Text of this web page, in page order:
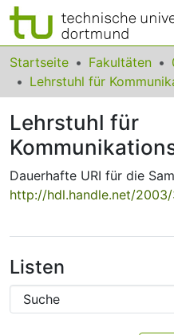
Bereiche & Sammlungen
Das gesamte
Statistiken
FAQ
Leitlinien
Startseite Fakultäten
Lehrstuhl für
Dauerhafte URI für die
http://hdl.handle.net/2003/
Listen